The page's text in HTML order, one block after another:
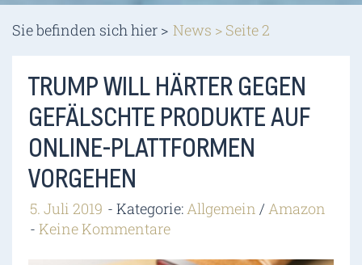
Sie befinden sich hier > News > Seite 2
TRUMP WILL HÄRTER GEGEN
GEFÄLSCHTE PRODUKTE AUF
ONLINE-PLATTFORMEN
VORGEHEN
5. Juli 2019 Kategorie:Allgemein /Amazon
Keine Kommentare